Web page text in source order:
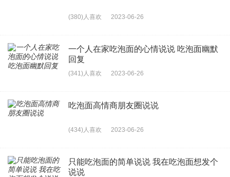
(380)人喜欢 2023-06-26
一个人在家吃泡面的心情说说 吃泡面幽默
回复
(341)人喜欢 2023-06-26
吃泡面高情商朋友圈说说
(434)人喜欢 2023-06-26
只能吃泡面的简单说说 我在吃泡面想发个
说说